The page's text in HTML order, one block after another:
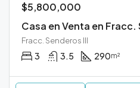
$5,800,000
Casa en Venta en Fracc.
Fracc. Senderos III
3 3.5 290m²